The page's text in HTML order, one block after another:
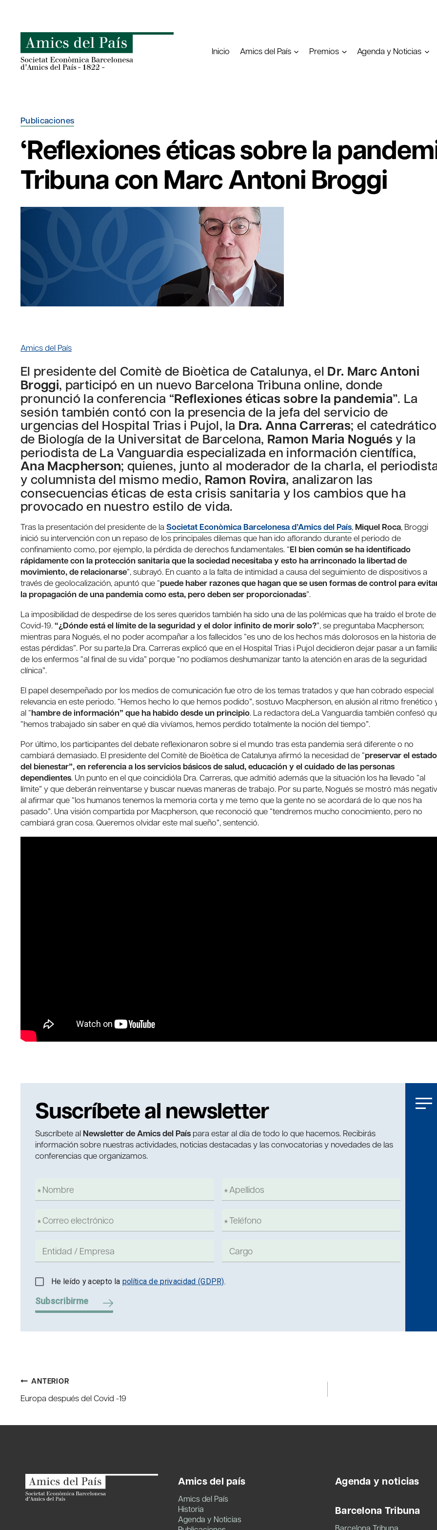
contenido
Inicio Amics del País Premios Agenda y Noticias
Publicaciones
‘Reflexiones éticas sobre la
Tribuna con Marc Antoni Broggi
Amics del País
El presidente del Comitè de Bioètica de Catalunya, el Dr. Marc Antoni
Broggi, participó en un nuevo Barcelona Tribuna online, donde
pronunció la conferencia “Reflexiones éticas sobre la pandemia”. La
sesión también contó con la presencia de la jefa del servicio de
urgencias del Hospital Trias i Pujol, la Dra. Anna Carreras; el catedrático
de Biología de la Universitat de Barcelona, Ramon Maria Noguésy la
periodista de La Vanguardia especializada en información científica,
Ana Macpherson; quienes, junto al moderador de la charla, el
y columnista del mismo medio, Ramon Rovira, analizaron las
consecuencias éticas de esta crisis sanitaria y los cambios que ha
provocado en nuestro estilo de vida.
Tras la presentación del presidente de la Societat Econòmica Barcelonesa d’Amics del País, Miquel Roca, Broggi
inició su intervención con un repaso de los principales dilemas que han ido aflorando durante el periodo de
confinamiento como, por ejemplo, la pérdida de derechos fundamentales. “El bien común se ha identificado
rápidamente con la protección sanitaria que la sociedad necesitaba y esto ha arrinconado la libertad de
movimiento, de relacionarse”, subrayó. En cuanto a la falta de intimidad a causa del seguimiento de dispositivos a
través de geolocalización, apuntó que “puede haber razones que hagan que se usen formas de control para
la propagación de una pandemia como esta, pero deben ser proporcionadas”.
La imposibilidad de despedirse de los seres queridos también ha sido una de las polémicas que ha traído el brote de
Covid-19.“¿Dónde está el límite de la seguridad y el dolor infinito de morir solo?”, se preguntaba Macpherson;
mientras para Nogués, el no poder acompañar a los fallecidos “es uno de los hechos más dolorosos en la historia de
estas pérdidas”. Por su parte,la Dra. Carreras explicó que en el Hospital Trias i Pujol decidieron dejar pasar a un
de los enfermos “al final de su vida” porque “no podíamos deshumanizar tanto la atención en aras de la seguridad
clínica”.
El papel desempeñado por los medios de comunicación fue otro de los temas tratados y que han cobrado especial
relevancia en este periodo. “Hemos hecho lo que hemos podido”, sostuvo Macpherson, en alusión al ritmo frenético
al “hambre de información” que ha habido desde un principio. La redactora deLa Vanguardia también confesó
“hemos trabajado sin saber en qué día vivíamos, hemos perdido totalmente la noción del tiempo”.
Por último, los participantes del debate reflexionaron sobre si el mundo tras esta pandemia será diferente o no
cambiará demasiado. El presidente del Comitè de Bioètica de Catalunya afirmó la necesidad de “preservar el estado
del bienestar”, en referencia a los servicios básicos de salud, educación y el cuidado de las personas
dependientes. Un punto en el que coincidióla Dra. Carreras, que admitió además que la situación los ha llevado “al
límite” y que deberán reinventarse y buscar nuevas maneras de trabajo. Por su parte, Nogués se mostró más
al afirmar que “los humanos tenemos la memoria corta y me temo que la gente no se acordará de lo que nos ha
pasado”. Una visión compartida por Macpherson, que reconoció que “tendremos mucho conocimiento, pero no
cambiará gran cosa. Queremos olvidar este mal sueño”, sentenció.
Suscríbete al newsletter
Suscríbete al Newsletter de Amics del País para estar al día de todo lo que hacemos. Recibirás
información sobre nuestras actividades, noticias destacadas y las convocatorias y novedades de las
conferencias que organizamos.
He leído y acepto la política de privacidad (GDPR).
Subscribirme
Navegación
de
ANTERIOR
Europa después del Covid -19
Amics del país
Amics del País
Historia
Agenda y Noticias
Agenda y noticias
Barcelona Tribuna